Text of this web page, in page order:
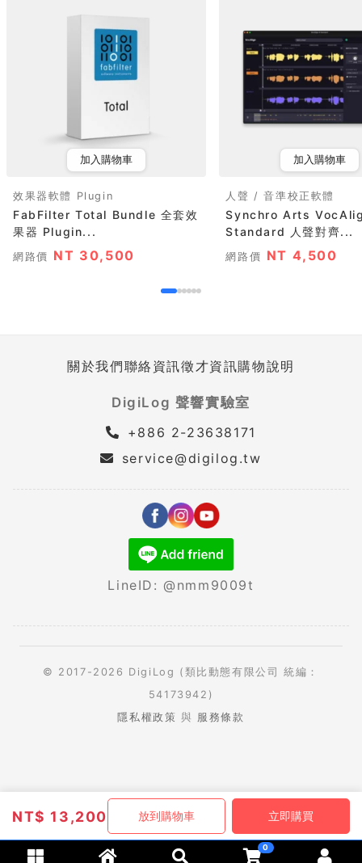
NT$ 13,200 放到購物車 立即購買
加入購物車
效果器軟體 Plugin
FabFilter Total Bundle 全套效
果器 Plugin...
網路價 NT 30,500
加入購物車
人聲 / 音準校正軟體
Synchro Arts
Standard 人聲對齊...
網路價 NT 4,500
關於我們聯絡資訊徵才資訊購物說明
DigiLog 聲響實驗室
+886 2-23638171
service@digilog.tw
LineID: @nmm9009t
© 2017-2026 DigiLog (類比動態有限公司 統編：
54173942)
隱私權政策 與 服務條款
0